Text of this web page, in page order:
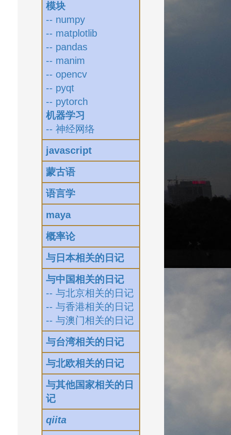
模块
-- numpy
-- matplotlib
-- pandas
-- manim
-- opencv
-- pyqt
-- pytorch
机器学习
-- 神经网络
javascript
蒙古语
语言学
maya
概率论
与日本相关的日记
与中国相关的日记
-- 与北京相关的日记
-- 与香港相关的日记
-- 与澳门相关的日记
与台湾相关的日记
与北欧相关的日记
与其他国家相关的日
记
qiita